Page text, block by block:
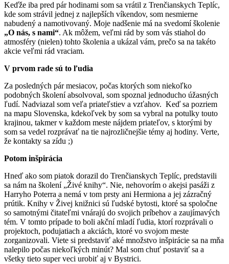
Keďže iba pred pár hodinami som sa vrátil z Trenčianskych Teplíc,
kde som strávil jednej z najlepších víkendov, som nesmierne
nabudený a namotivovaný. Moje nadšenie má na svedomí školenie
„O nás, s nami“. Ak môžem, veľmi rád by som vás stiahol do
atmosféry (nielen) tohto školenia a ukázal vám, prečo sa na takéto
akcie veľmi rád vraciam.
V prvom rade sú to ľudia
Za posledných pár mesiacov, počas ktorých som niekoľko
podobných školení absolvoval, som spoznal jednoducho úžasných
ľudí. Nadviazal som veľa priateľstiev a vzťahov. Keď sa pozriem
na mapu Slovenska, kdekoľvek by som sa vybral na potulky touto
krajinou, takmer v každom meste nájdem priateľov, s ktorými by
som sa vedel rozprávať na tie najrozličnejšie témy aj hodiny. Verte,
že kontakty sa zídu ;)
Potom inšpirácia
Hneď ako som piatok dorazil do Trenčianskych Teplíc, predstavili
sa nám na školení „Živé knihy“. Nie, nehovorím o akejsi pasáži z
Harryho Poterra a nemá v tom prsty ani Hermiona a jej zázračný
prútik. Knihy v Živej knižnici sú ľudské bytosti, ktoré sa spoločne
so samotnými čitateľmi vnárajú do svojich príbehov a zaujímavých
tém. V tomto prípade to boli akční mladí ľudia, ktorí rozprávali o
projektoch, podujatiach a akciách, ktoré vo svojom meste
zorganizovali. Viete si predstaviť aké množstvo inšpirácie sa na mňa
nalepilo počas niekoľkých minút? Mal som chuť postaviť sa a
všetky tieto super veci urobiť aj v Bystrici.